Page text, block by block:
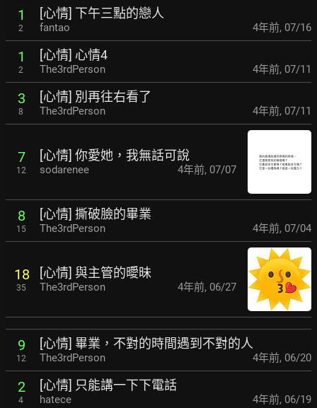
1
2
[心情] 下午三點的戀人
fantao 4年前, 07/16
1
2
[心情] 心情4
The3rdPerson 4年前, 07/11
3
8
[心情] 別再往右看了
The3rdPerson 4年前, 07/11
7
12
[心情] 你愛她，我無話可說
sodarenee 4年前, 07/07
8
15
[心情] 撕破臉的畢業
The3rdPerson 4年前, 07/04
18
35
[心情] 與主管的曖昧
The3rdPerson 4年前, 06/27
9
12
[心情] 畢業，不對的時間遇到不對的人
The3rdPerson 4年前, 06/20
2
4
[心情] 只能講一下下電話
hatece 4年前, 06/19